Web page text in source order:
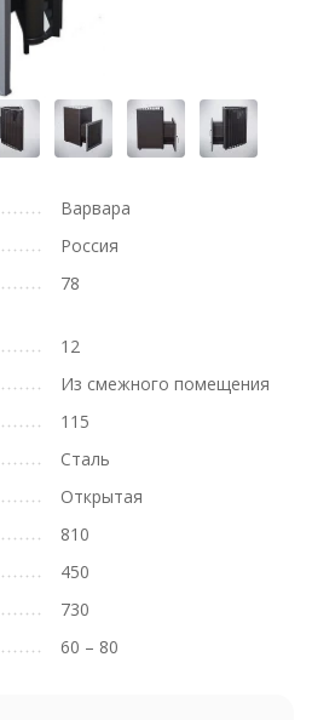
Варвара
Россия
78
12
Из смежного помещения
115
Сталь
Открытая
810
450
730
60 – 80